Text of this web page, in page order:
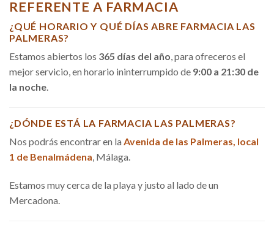
REFERENTE A FARMACIA
¿QUÉ HORARIO Y QUÉ DÍAS ABRE FARMACIA LAS
PALMERAS?
Estamos abiertos los 365 días del año, para ofreceros el
mejor servicio, en horario ininterrumpido de 9:00 a 21:30 de
la noche.
¿DÓNDE ESTÁ LA FARMACIA LAS PALMERAS?
Nos podrás encontrar en la Avenida de las Palmeras, local
1 de Benalmádena, Málaga.
Estamos muy cerca de la playa y justo al lado de un
Mercadona.